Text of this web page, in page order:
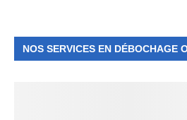
NOS SERVICES EN DÉBOCHAGE